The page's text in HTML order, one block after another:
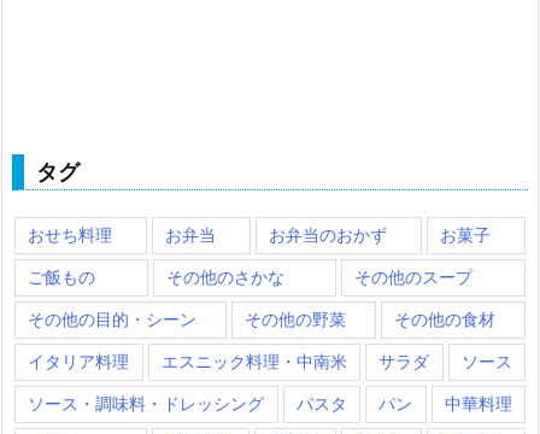
タグ
おせち料理 お弁当 お弁当のおかず お菓子
ご飯もの その他のさかな その他のスープ
その他の目的・シーン その他の野菜 その他の食材
イタリア料理 エスニック料理・中南米 サラダ ソース
ソース・調味料・ドレッシング パスタ パン 中華料理